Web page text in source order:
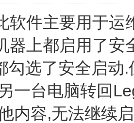
软件主要用于运
器上都启用了安
勾选了安全启动
一台电脑转回
内容,无法继续